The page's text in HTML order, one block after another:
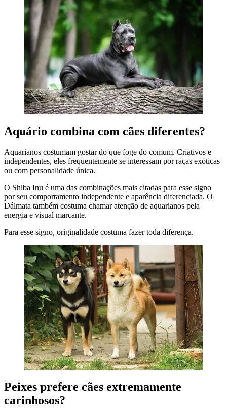
Aquário combina com cães diferentes?
Aquarianos costumam gostar do que foge do comum. Criativos e
independentes, eles frequentemente se interessam por raças exóticas
ou com personalidade única.
O Shiba Inu é uma das combinações mais citadas para esse signo
por seu comportamento independente e aparência diferenciada. O
Dálmata também costuma chamar atenção de aquarianos pela
energia e visual marcante.
Para esse signo, originalidade costuma fazer toda diferença.
Peixes prefere cães extremamente
carinhosos?